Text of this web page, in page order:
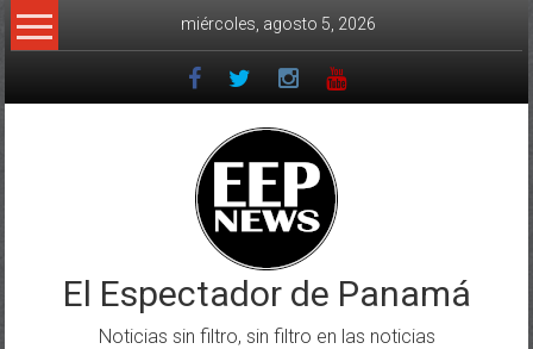
Saltar
al
miércoles, agosto 5, 2026
El Espectador de Panamá
Noticias sin filtro, sin filtro en las noticias